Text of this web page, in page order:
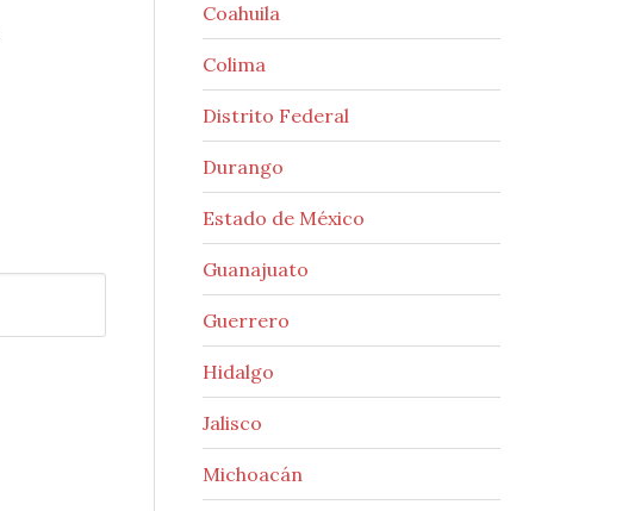
Coahuila
Colima
Distrito Federal
Durango
Estado de México
Guanajuato
Guerrero
Hidalgo
Jalisco
Michoacán